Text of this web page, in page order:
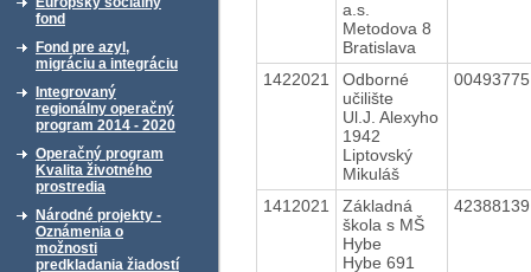
fond
Fond pre azyl,
migráciu a integráciu
Integrovaný
regionálny operačný
program 2014 - 2020
Operačný program
Kvalita životného
prostredia
Národné projekty -
Oznámenia o
možnosti
predkladania žiadostí
a.s.
Metodova 8
Bratislava
1422021
Odborné
učilište
Ul.J. Alexyho
1942
Liptovský
Mikuláš
1412021
Základná
škola s MŠ
Hybe
Hybe 691